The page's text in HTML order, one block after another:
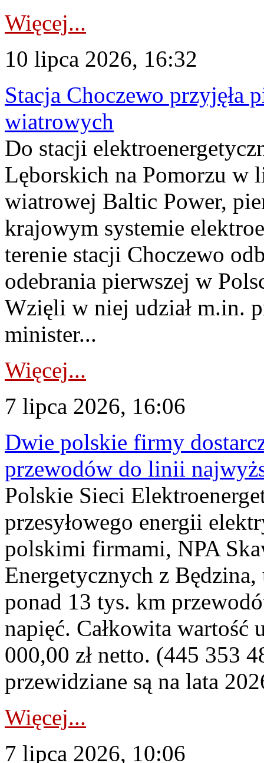
Więcej...
10 lipca 2026, 16:32
Stacja Choczewo przyjęła
wiatrowych
Do stacji
Lęborskich na Pomorzu w
wiatrowej Baltic Power,
krajowym systemie
terenie stacji Choczewo
odebrania pierwszej w
Wzięli w niej udział m.in.
minister...
Więcej...
7 lipca 2026, 16:06
Dwie polskie firmy
przewodów do linii
Polskie Sieci
przesyłowego energii
polskimi firmami, NPA
Energetycznych z
ponad 13 tys. km
napięć. Całkowita
000,00 zł netto. (445 353
przewidziane są na lata
Więcej...
7 lipca 2026, 10:06